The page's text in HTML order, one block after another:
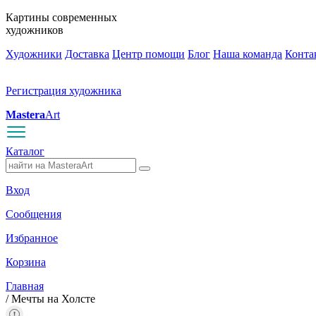
Картины современных
художников
Художники Доставка Центр помощи Блог Наша команда
Регистрация художника
MasteraArt
Каталог
Вход
Сообщения
Избранное
Корзина
Главная
/Мечты на Холсте